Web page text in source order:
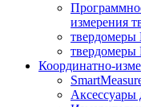
измерения
твердомеры
твердомеры
Координатно-